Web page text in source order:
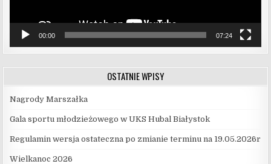
00:00 07:24
OSTATNIE WPISY
Nagrody Marszałka
Gala sportu młodzieżowego w UKS Hubal Białystok
Regulamin wersja ostateczna po zmianie terminu na 19.05.2026r
Wielkanoc 2026